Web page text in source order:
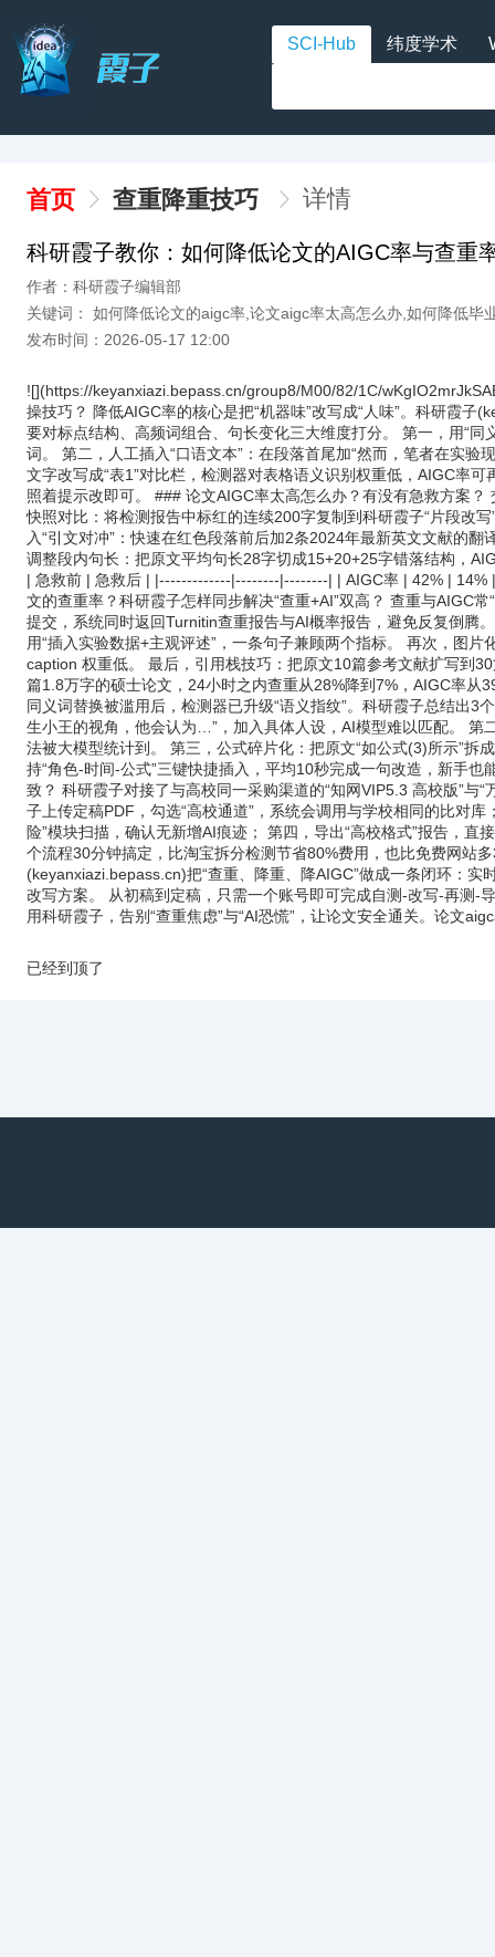
SCI-Hub 纬度学术
首页 查重降重技巧 详情
科研霞子教你：如何降低论文的AIGC率与查重
作者：科研霞子编辑部
关键词： 如何降低论文的aigc率,论文aigc率太高怎么办,如何降低毕
发布时间：2026-05-17 12:00
![](https://keyanxiazi.bepass.cn/group8/M00/82/1C/
操技巧？ 降低AIGC率的核心是把“机器味”改写成“人味”。科研霞
要对标点结构、高频词组合、句长变化三大维度打分。 第一，用“
词。 第二，人工插入“口语文本”：在段落首尾加“然而，笔者在实
文字改写成“表1”对比栏，检测器对表格语义识别权重低，AIGC率
照着提示改即可。 ### 论文AIGC率太高怎么办？有没有急救方案
快照对比：将检测报告中标红的连续200字复制到科研霞子“片段改
入“引文对冲”：快速在红色段落前后加2条2024年最新英文文献的
调整段内句长：把原文平均句长28字切成15+20+25字错落结构，
| 急救前 | 急救后 | |-------------|--------|--------| | AIGC率 | 42% |
文的查重率？科研霞子怎样同步解决“查重+AI”双高？ 查重与AIGC
提交，系统同时返回Turnitin查重报告与AI概率报告，避免反复倒腾
用“插入实验数据+主观评述”，一条句子兼顾两个指标。 再次，图
caption 权重低。 最后，引用栈技巧：把原文10篇参考文献扩写到
篇1.8万字的硕士论文，24小时之内查重从28%降到7%，AIGC率
同义词替换被滥用后，检测器已升级“语义指纹”。科研霞子总结出3
生小王的视角，他会认为…”，加入具体人设，AI模型难以匹配。 第
法被大模型统计到。 第三，公式碎片化：把原文“如公式(3)所示”拆
持“角色-时间-公式”三键快捷插入，平均10秒完成一句改造，新手
致？ 科研霞子对接了与高校同一采购渠道的“知网VIP5.3 高校版”与
子上传定稿PDF，勾选“高校通道”，系统会调用与学校相同的比对
险”模块扫描，确认无新增AI痕迹； 第四，导出“高校格式”报告，
个流程30分钟搞定，比淘宝拆分检测节省80%费用，也比免费网站
(keyanxiazi.bepass.cn)把“查重、降重、降AIGC”做成一条闭环：
改写方案。 从初稿到定稿，只需一个账号即可完成自测-改写-再测-
用科研霞子，告别“查重焦虑”与“AI恐慌”，让论文安全通关。论文
已经到顶了